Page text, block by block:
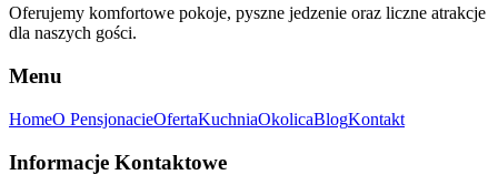
Oferujemy komfortowe pokoje, pyszne jedzenie oraz liczne atrakcje
dla naszych gości.
Menu
HomeO PensjonacieOfertaKuchniaOkolicaBlogKontakt
Informacje Kontaktowe